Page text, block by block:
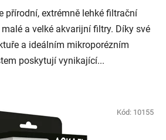
přírodní, extrémně lehké filtrační
a velké akvarijní filtry. Díky své
a ideálním mikroporézním
poskytují vynikající...
Kód: 10155